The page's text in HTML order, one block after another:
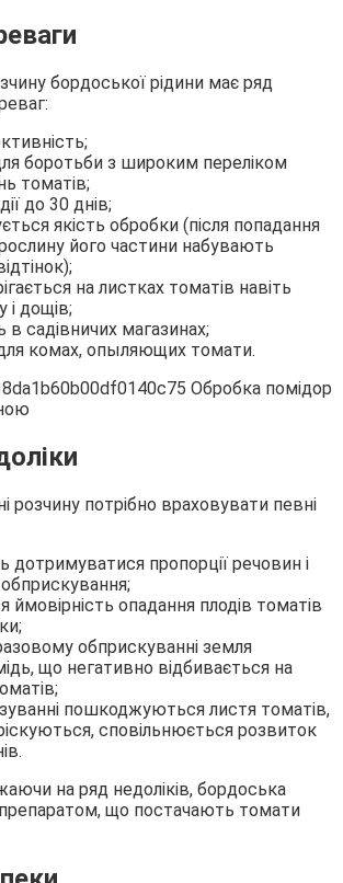
бордоської рідини має ряд
боротьби з широким переліком
томатів;
до 30 днів;
якість обробки (після попадання
його частини набувають
на листках томатів навіть
і дощів;
в садівничих магазинах;
комах, опыляющих томати.
розчину потрібно враховувати певні
дотримуватися пропорції речовин і
ймовірність опадання плодів томатів
обприскуванні земля
що негативно відбивається на
пошкоджуються листя томатів,
сповільнюється розвиток
на ряд недоліків, бордоська
що постачають томати